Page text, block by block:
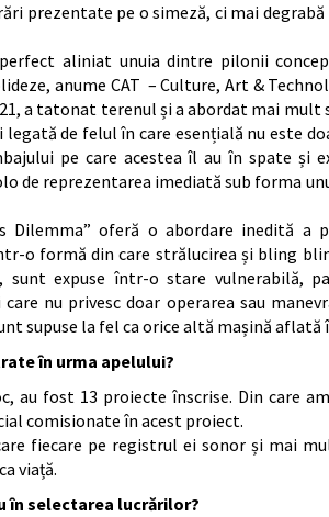
prezentate pe o simeză, ci mai
perfect aliniat unuia dintre pilonii
anume CAT – Culture, Art &
a tatonat terenul și a abordat mai
de felul în care esențială nu este
pe care acestea îl au în spate și
de reprezentarea imediată sub forma
Dilemma” oferă o abordare inedită
o formă din care strălucirea și bling
sunt expuse într-o stare vulnerabilă,
nu privesc doar operarea sau
supuse la fel ca orice altă mașină
în urma apelului?
au fost 13 proiecte înscrise. Din care
comisionate în acest proiect.
fiecare pe registrul ei sonor și mai
viață.
în selectarea lucrărilor?